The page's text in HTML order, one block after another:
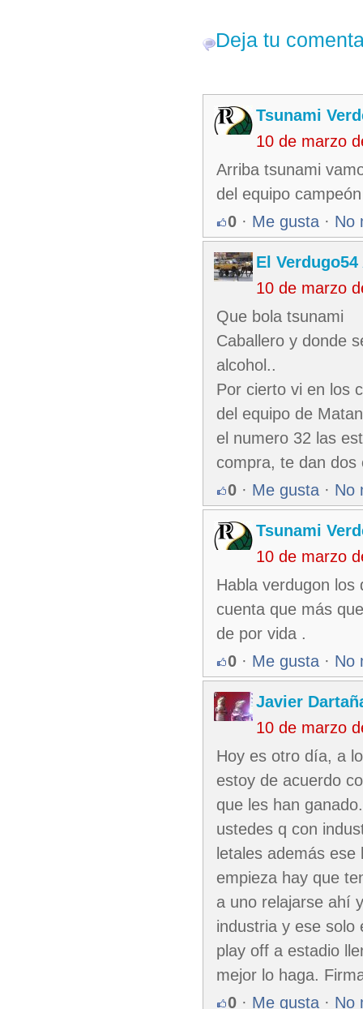
Deja tu
Tsunami
10 de marzo
Arriba tsunami
del equipo
0 · Me gusta · No
El Verdugo54
10 de marzo
Que bola tsunami
Caballero y donde
alcohol..
Por cierto vi en los
del equipo de
el numero 32 las
compra, te dan dos
0 · Me gusta · No
Tsunami
10 de marzo
Habla verdugon los
cuenta que más
de por vida .
0 · Me gusta · No
Javier
10 de marzo
Hoy es otro día, a
estoy de acuerdo
que les han
ustedes q con
letales además
empieza hay que
a uno relajarse ahí
industria y ese solo
play off a estadio
mejor lo haga.
0 · Me gusta · No